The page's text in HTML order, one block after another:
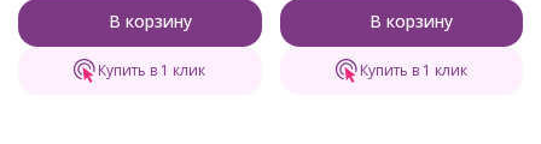
В корзину
Купить в 1 клик
В корзину
Купить в 1 клик